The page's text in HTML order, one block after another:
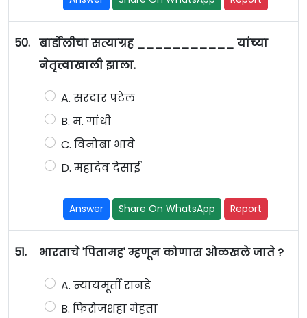
50. बार्डोलीचा सत्याग्रह ___________ यांच्या
नेतृत्त्वाखाली झाला.
A. सरदार पटेल
B. म. गांधी
C. विनोबा भावे
D. महादेव देसाई
Answer Share On WhatsApp Report
51. भारताचे 'पितामह' म्हणून कोणास ओळखले जाते ?
A. न्यायमूर्ती रानडे
B. फिरोजशहा मेहता